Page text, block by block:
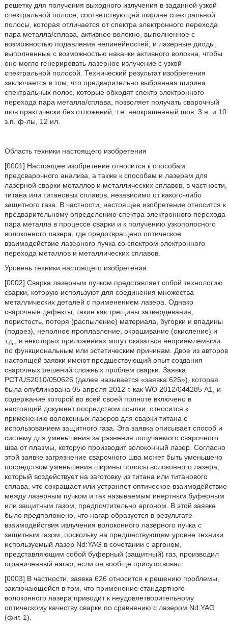
решетку для получения выходного излучения в заданной узкой
спектральной полосе, соответствующей ширине спектральной
полосы, которая отличается от спектра электронного перехода
пара металла/сплава, активное волокно, выполненное с
возможностью подавления нелинейностей, и лазерные диоды,
выполненные с возможностью накачки активного волокна, чтобы
оно могло генерировать лазерное излучение с узкой
спектральной полосой. Технический результат изобретения
заключается в том, что предварительно выбранная ширина
спектральных полос, которые обходят спектр электронного
перехода пара металла/сплава, позволяет получать сварочный
шов практически без отложений, т.е. неокрашенный шов. 3 н. и 10
з.п. ф-лы, 12 ил.
Область техники настоящего изобретения
[0001] Настоящее изобретение относится к способам
предсварочного анализа, а также к способам и лазерам для
лазерной сварки металлов и металлических сплавов, в частности,
титана или титановых сплавов, независимо от какого-либо
защитного газа. В частности, настоящее изобретение относится к
предварительному определению спектра электронного перехода
пара металла в процессе сварки и к получению узкополосного
волоконного лазера, где предотвращено оптическое
взаимодействие лазерного пучка со спектром электронного
перехода металлов и металлических сплавов.
Уровень техники настоящего изобретения
[0002] Сварка лазерным пучком представляет собой технологию
сварки, которую используют для соединения множества
металлических деталей с применением лазера. Однако
сварочные дефекты, такие как трещины затвердевания,
пористость, потеря (распыление) материала, бугорки и впадины
(подрез), неполное проплавление, окрашивание (окисление) и
т.д., в некоторых приложениях могут оказаться неприемлемыми
по функциональным или эстетическим причинам. Двое из авторов
настоящей заявки имеют предшествующий опыт создания
сварочных решений сложных проблем сварки. Заявка
PCT/US2010/050626 (далее называется «заявка 626»), которая
была опубликована 05 апреля 2012 г. как WO 2012/044285 А1, и
содержание которой во всей своей полноте включено в
настоящий документ посредством ссылки, относится к
применению волоконных лазеров для сварки титана с
использованием защитного газа. Эта заявка описывает способ и
систему для уменьшения загрязнения получаемого сварочного
шва от плазмы, которую производит волоконный лазер. Согласно
этой заявке загрязнение сварочного шва может быть уменьшено
посредством уменьшения ширины полосы волоконного лазера,
который воздействует на заготовку из титана или титанового
сплава, что сокращает или устраняет оптическое взаимодействие
между лазерным пучком и так называемым инертным буферным
или защитным газом, предпочтительно аргоном. В этой заявке
было предположено, что нагар образуется в результате
взаимодействия излучения волоконного лазерного пучка с
защитным газом, поскольку на предшествующем уровне техники
используемый лазер Nd:YAG в сочетании с аргоном,
представляющим собой буферный (защитный) газ, производил
ограниченный нагар, если он вообще присутствовал.
[0003] В частности, заявка 626 относится к решению проблемы,
заключающейся в том, что применение стандартного
волоконного лазера приводит к неудовлетворительному
оптическому качеству сварки по сравнению с лазером Nd:YAG
(фиг. 1).